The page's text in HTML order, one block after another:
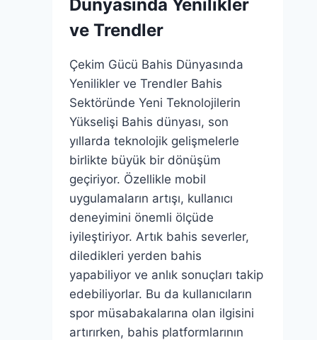
Atmaya
Ne
Dünyasında Yenilikler
ve Trendler
Çekim Gücü Bahis Dünyasında
Yenilikler ve Trendler Bahis
Sektöründe Yeni Teknolojilerin
Yükselişi Bahis dünyası, son
yıllarda teknolojik gelişmelerle
birlikte büyük bir dönüşüm
geçiriyor. Özellikle mobil
uygulamaların artışı, kullanıcı
deneyimini önemli ölçüde
iyileştiriyor. Artık bahis severler,
diledikleri yerden bahis
yapabiliyor ve anlık sonuçları takip
edebiliyorlar. Bu da kullanıcıların
spor müsabakalarına olan ilgisini
artırırken, bahis platformlarının